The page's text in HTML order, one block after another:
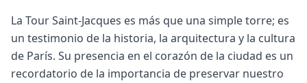
La Tour Saint-Jacques es más que una simple torre; es
un testimonio de la historia, la arquitectura y la cultura
de París. Su presencia en el corazón de la ciudad es un
recordatorio de la importancia de preservar nuestro